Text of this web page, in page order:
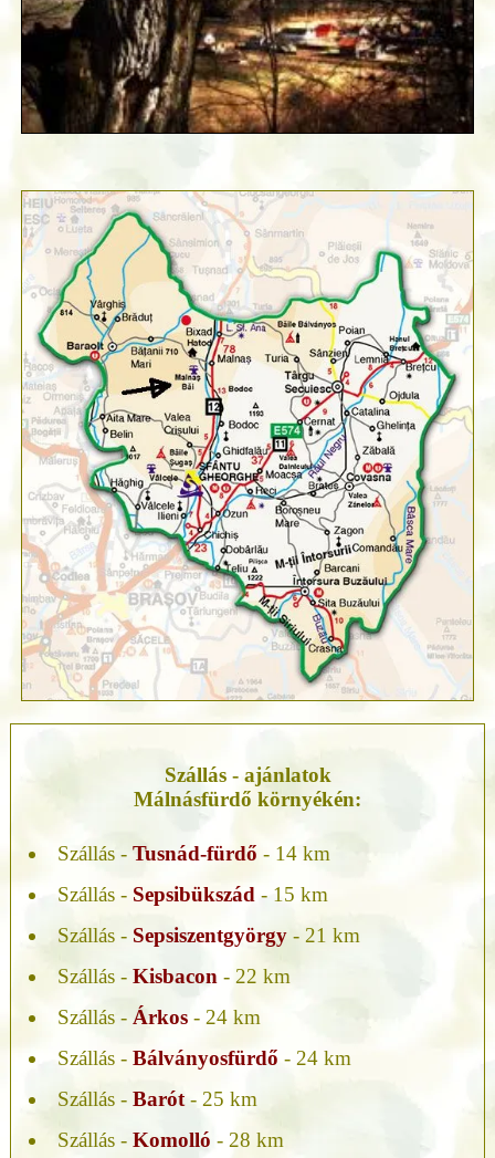
Szállás - ajánlatok
Málnásfürdő környékén:
Szállás - Tusnád-fürdő - 14 km
Szállás - Sepsibükszád - 15 km
Szállás - Sepsiszentgyörgy- 21 km
Szállás - Kisbacon - 22 km
Szállás - Árkos- 24 km
Szállás - Bálványosfürdő - 24 km
Szállás - Barót- 25 km
Szállás - Komolló - 28 km